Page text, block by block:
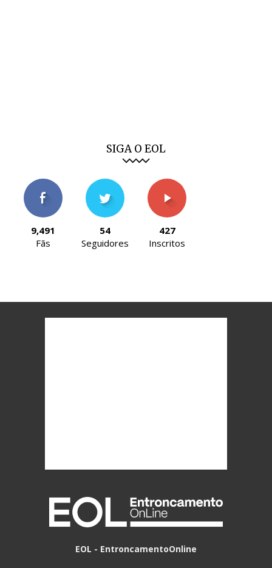
SIGA O EOL
9,491
Fãs
54
Seguidores
427
Inscritos
EOL - EntroncamentoOnline